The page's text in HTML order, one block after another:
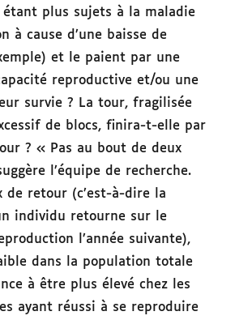
étant plus sujets à la maladie
à cause d’une baisse de
et le paient par une
reproductive et/ou une
survie ? La tour, fragilisée
de blocs, finira-t-elle par
? « Pas au bout de deux
l’équipe de recherche.
de retour (c’est-à-dire la
individu retourne sur le
l’année suivante),
dans la population totale
à être plus élevé chez les
ayant réussi à se reproduire